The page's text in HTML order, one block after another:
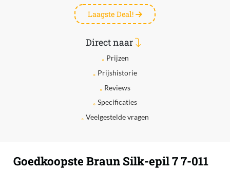
Laagste Deal!
Direct naar
Prijzen
Prijshistorie
Reviews
Specificaties
Veelgestelde vragen
Goedkoopste Braun Silk-epil 7 7-011